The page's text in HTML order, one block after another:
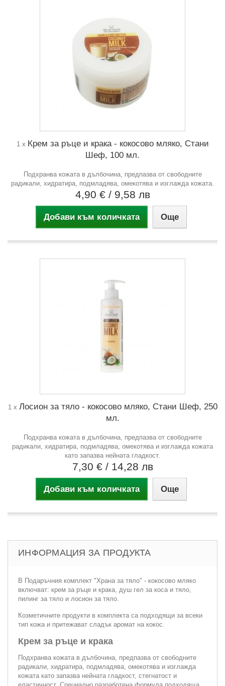
1 x Крем за ръце и крака - кокосово мляко, Стани
Шеф, 100 мл.
Подхранва кожата в дълбочина, предпазва от свободните
радикали, хидратира, подмладява, омекотява и изглажда кожата.
4,90 € / 9,58 лв
Добави към количката Още
1 x Лосион за тяло - кокосово мляко, Стани Шеф, 250
мл.
Подхранва кожата в дълбочина, предпазва от свободните
радикали, хидратира, подмладява, омекотява и изглажда кожата
като запазва нейната гладкост.
7,30 € / 14,28 лв
Добави към количката Още
ИНФОРМАЦИЯ ЗА ПРОДУКТА
В Подаръчния комплект "Храна за тяло" - кокосово мляко
включват: крем за ръце и крака, душ гел за коса и тяло,
пилинг за тяло и лосион за тяло.
Козметичните продукти в комплекта са подходящи за всеки
тип кожа и притежават сладък аромат на кокос.
Крем за ръце и крака
Подхранва кожата в дълбочина, предпазва от свободните
радикали, хидратира, подмладява, омекотява и изглажда
кожата като запазва нейната гладкост, стегнатост и